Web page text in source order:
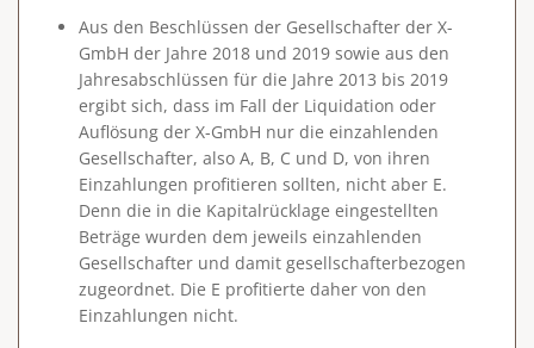
Aus den Beschlüssen der Gesellschafter der X-
GmbH der Jahre 2018 und 2019 sowie aus den
Jahresabschlüssen für die Jahre 2013 bis 2019
ergibt sich, dass im Fall der Liquidation oder
Auflösung der X-GmbH nur die einzahlenden
Gesellschafter, also A, B, C und D, von ihren
Einzahlungen profitieren sollten, nicht aber E.
Denn die in die Kapitalrücklage eingestellten
Beträge wurden dem jeweils einzahlenden
Gesellschafter und damit gesellschafterbezogen
zugeordnet. Die E profitierte daher von den
Einzahlungen nicht.